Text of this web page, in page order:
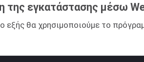
της εγκατάστασης μέσω
εξής θα χρησιμοποιούμε το